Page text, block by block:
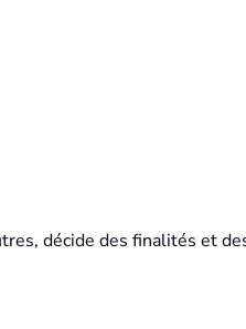
décide des finalités et